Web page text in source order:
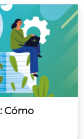
Cómo